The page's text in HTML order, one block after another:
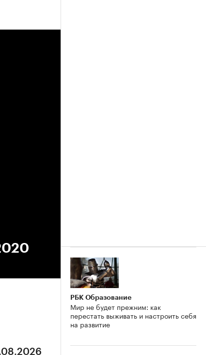
РБК Образование
Мир не будет прежним: как
перестать выживать и настроить себя
на развитие